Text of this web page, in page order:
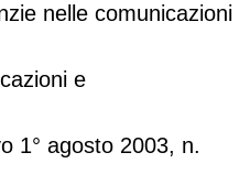
nelle comunicazioni
e
1° agosto 2003, n.